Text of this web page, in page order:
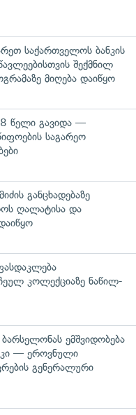
საქართველოს ბანკის
შექმნილ
მიღება დაიწყო
წელი გავიდა —
საგარეო
განცხადებაზე
ღალატისა და
კოლექციაზე ნაწილ-
ემშვიდობება
— ეროვნული
გენერალური